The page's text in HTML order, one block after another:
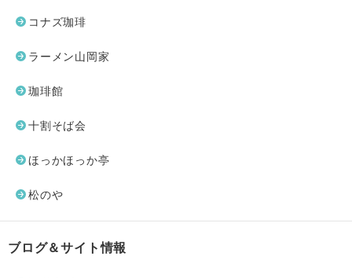
コナズ珈琲
ラーメン山岡家
珈琲館
十割そば会
ほっかほっか亭
松のや
ブログ＆サイト情報